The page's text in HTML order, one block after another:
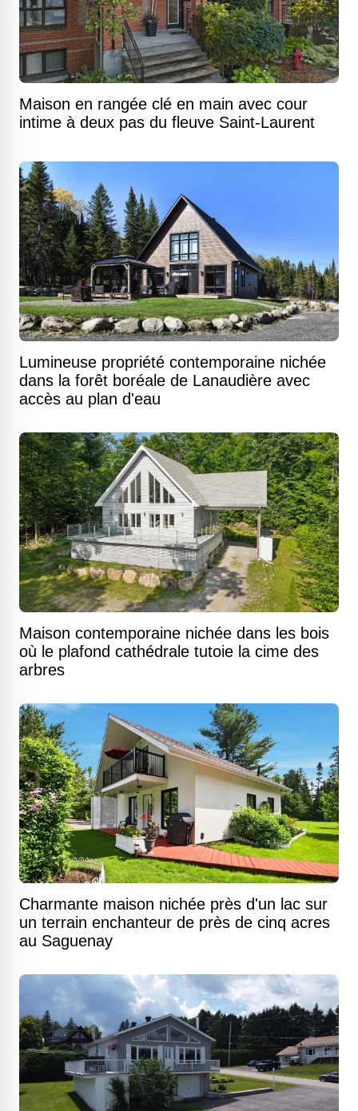
Maison en rangée clé en main avec cour
intime à deux pas du fleuve Saint-Laurent
Lumineuse propriété contemporaine nichée
dans la forêt boréale de Lanaudière avec
accès au plan d'eau
Maison contemporaine nichée dans les bois
où le plafond cathédrale tutoie la cime des
arbres
Charmante maison nichée près d'un lac sur
un terrain enchanteur de près de cinq acres
au Saguenay